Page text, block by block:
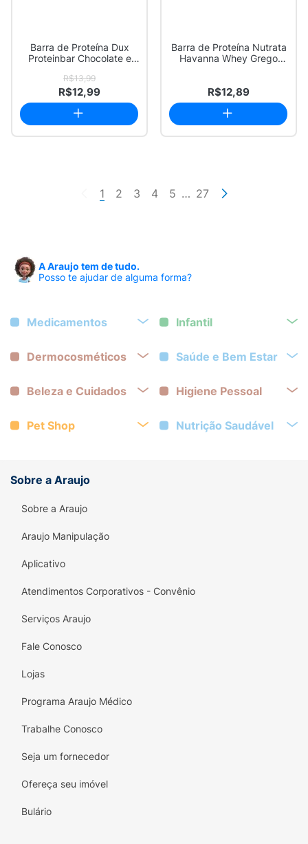
Barra de Proteína Dux
Proteinbar Chocolate e
R$13,99
R$12,99
Barra de Proteína Nutrata
Havanna Whey Grego
R$12,89
1 2 3 4 5 … 27
A Araujo tem de tudo.
Posso te ajudar de alguma forma?
Medicamentos Infantil
Dermocosméticos Saúde e Bem Estar
Beleza e Cuidados Higiene Pessoal
Pet Shop Nutrição Saudável
Sobre a Araujo
Sobre a Araujo
Araujo Manipulação
Aplicativo
Atendimentos Corporativos - Convênio
Serviços Araujo
Fale Conosco
Lojas
Programa Araujo Médico
Trabalhe Conosco
Seja um fornecedor
Ofereça seu imóvel
Bulário